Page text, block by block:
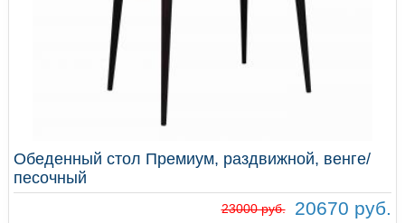
Обеденный стол Премиум, раздвижной, венге/
песочный
23000 руб. 20670 руб.